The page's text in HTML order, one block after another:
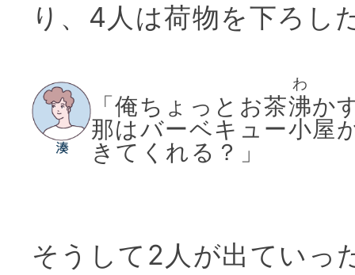
り、4人は荷物を下ろし
「俺ちょっとお茶沸
わ
か
那はバーベキュー小屋
きてくれる？」
そうして2人が出ていっ